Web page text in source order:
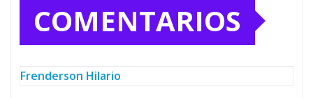
COMENTARIOS
Frenderson Hilario